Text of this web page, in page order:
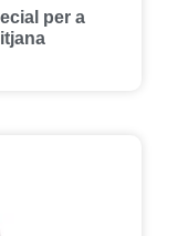
per a